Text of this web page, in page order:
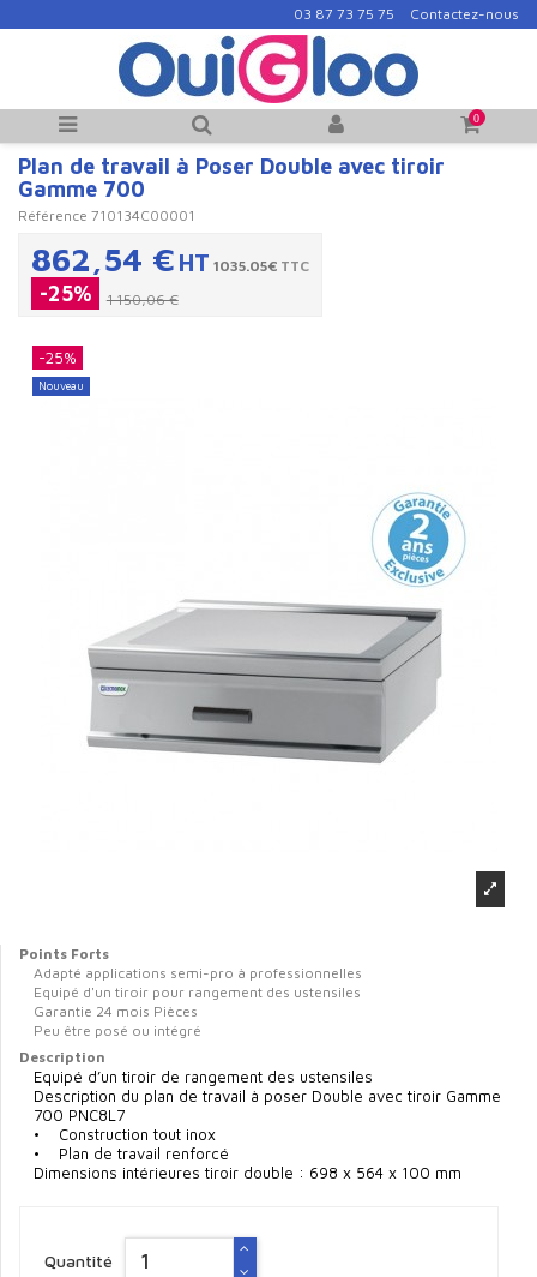
03 87 73 75 75 Contactez-nous
0
Plan de travail à Poser Double avec tiroir
Gamme 700
Référence 710134C00001
862,54 € HT 1035.05€ TTC
-25% 1 150,06 €
-25%
Nouveau
Points Forts
Adapté applications semi-pro à professionnelles
Equipé d'un tiroir pour rangement des ustensiles
Garantie 24 mois Pièces
Peu être posé ou intégré
Description
Equipé d’un tiroir de rangement des ustensiles
Description du plan de travail à poser Double avec tiroir Gamme
700 PNC8L7
• Construction tout inox
• Plan de travail renforcé
Dimensions intérieures tiroir double : 698 x 564 x 100 mm
Quantité